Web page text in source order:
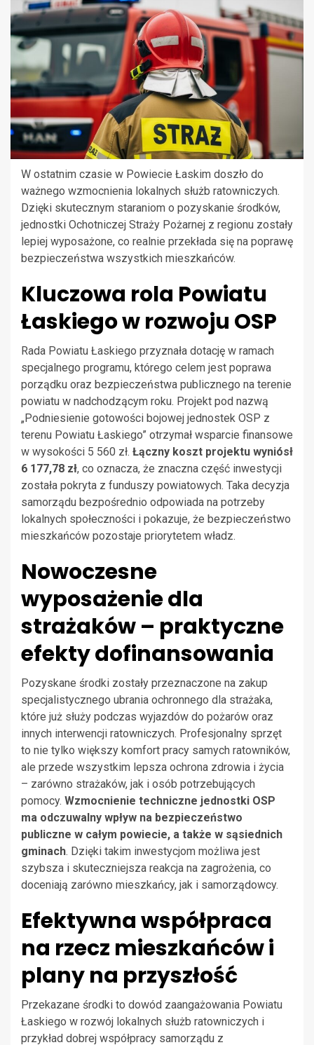
W ostatnim czasie w Powiecie Łaskim doszło do
ważnego wzmocnienia lokalnych służb ratowniczych.
Dzięki skutecznym staraniom o pozyskanie środków,
jednostki Ochotniczej Straży Pożarnej z regionu zostały
lepiej wyposażone, co realnie przekłada się na poprawę
bezpieczeństwa wszystkich mieszkańców.
Kluczowa rola Powiatu
Łaskiego w rozwoju OSP
Rada Powiatu Łaskiego przyznała dotację w ramach
specjalnego programu, którego celem jest poprawa
porządku oraz bezpieczeństwa publicznego na terenie
powiatu w nadchodzącym roku. Projekt pod nazwą
„Podniesienie gotowości bojowej jednostek OSP z
terenu Powiatu Łaskiego” otrzymał wsparcie finansowe
w wysokości 5 560 zł. Łączny koszt projektu wyniósł
6 177,78 zł, co oznacza, że znaczna część inwestycji
została pokryta z funduszy powiatowych. Taka decyzja
samorządu bezpośrednio odpowiada na potrzeby
lokalnych społeczności i pokazuje, że bezpieczeństwo
mieszkańców pozostaje priorytetem władz.
Nowoczesne
wyposażenie dla
strażaków – praktyczne
efekty dofinansowania
Pozyskane środki zostały przeznaczone na zakup
specjalistycznego ubrania ochronnego dla strażaka,
które już służy podczas wyjazdów do pożarów oraz
innych interwencji ratowniczych. Profesjonalny sprzęt
to nie tylko większy komfort pracy samych ratowników,
ale przede wszystkim lepsza ochrona zdrowia i życia
– zarówno strażaków, jak i osób potrzebujących
pomocy. Wzmocnienie techniczne jednostki OSP
ma odczuwalny wpływ na bezpieczeństwo
publiczne w całym powiecie, a także w sąsiednich
gminach. Dzięki takim inwestycjom możliwa jest
szybsza i skuteczniejsza reakcja na zagrożenia, co
doceniają zarówno mieszkańcy, jak i samorządowcy.
Efektywna współpraca
na rzecz mieszkańców i
plany na przyszłość
Przekazane środki to dowód zaangażowania Powiatu
Łaskiego w rozwój lokalnych służb ratowniczych i
przykład dobrej współpracy samorządu z